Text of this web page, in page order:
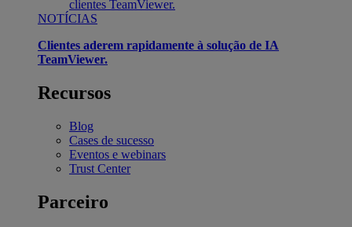
clientes TeamViewer.
NOTÍCIAS
Clientes aderem rapidamente à solução de IA
TeamViewer.
Recursos
Blog
Cases de sucesso
Eventos e webinars
Trust Center
Parceiro